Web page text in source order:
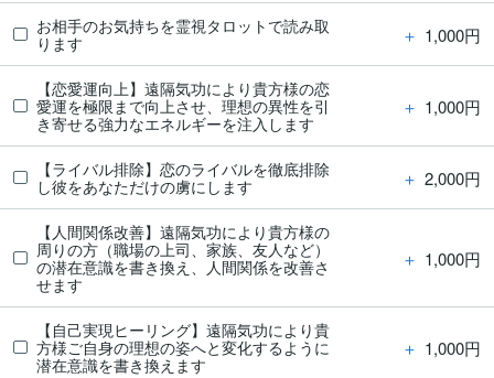
お相手のお気持ちを霊視タロットで読み取
ります
＋ 1,000円
【恋愛運向上】遠隔気功により貴方様の恋
愛運を極限まで向上させ、理想の異性を引
き寄せる強力なエネルギーを注入します
＋ 1,000円
【ライバル排除】恋のライバルを徹底排除
し彼をあなただけの虜にします
＋ 2,000円
【人間関係改善】遠隔気功により貴方様の
周りの方（職場の上司、家族、友人など）
の潜在意識を書き換え、人間関係を改善さ
せます
＋ 1,000円
【自己実現ヒーリング】遠隔気功により貴
方様ご自身の理想の姿へと変化するように
潜在意識を書き換えます
＋ 1,000円